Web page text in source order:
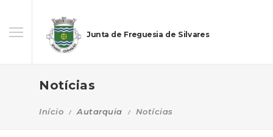
Junta de Freguesia de Silvares
Notícias
Início Autarquia Notícias